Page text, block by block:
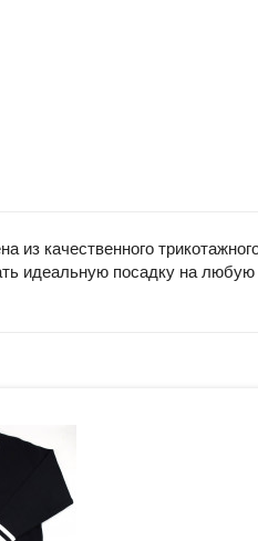
качественного
идеальную посадку на